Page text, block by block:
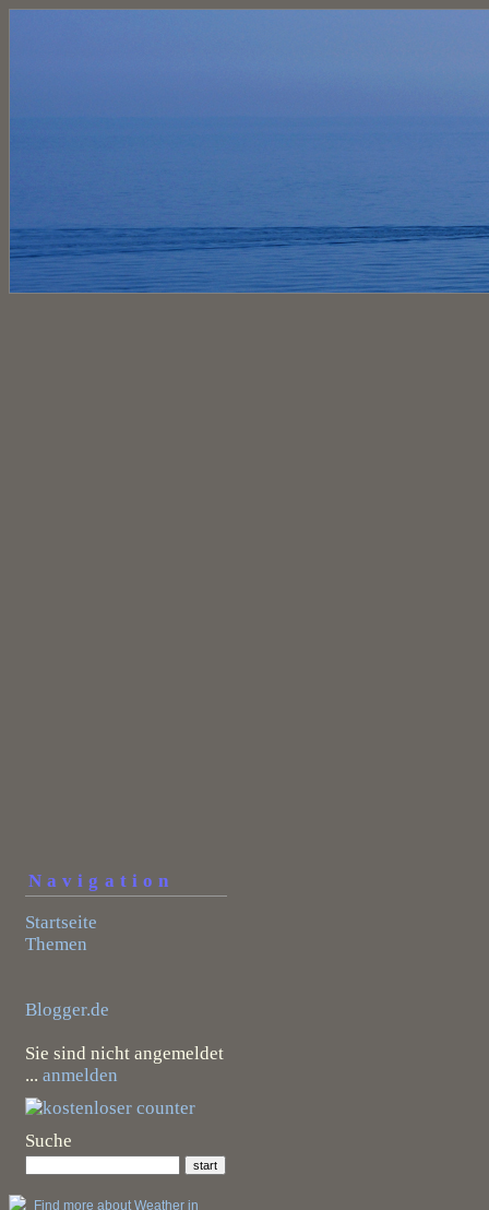
Navigation
Startseite
Themen
Blogger.de
Sie sind nicht angemeldet
... anmelden
Suche